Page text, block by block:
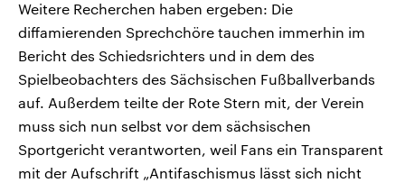
Weitere Recherchen haben ergeben: Die
diffamierenden Sprechchöre tauchen immerhin im
Bericht des Schiedsrichters und in dem des
Spielbeobachters des Sächsischen Fußballverbands
auf. Außerdem teilte der Rote Stern mit, der Verein
muss sich nun selbst vor dem sächsischen
Sportgericht verantworten, weil Fans ein Transparent
mit der Aufschrift „Antifaschismus lässt sich nicht